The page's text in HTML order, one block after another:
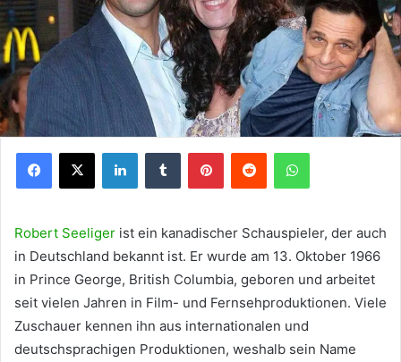
Facebook
X LinkedInTumblr PinterestReddit WhatsApp
Robert Seeliger ist ein kanadischer Schauspieler, der auch
in Deutschland bekannt ist. Er wurde am 13. Oktober 1966
in Prince George, British Columbia, geboren und arbeitet
seit vielen Jahren in Film- und Fernsehproduktionen. Viele
Zuschauer kennen ihn aus internationalen und
deutschsprachigen Produktionen, weshalb sein Name